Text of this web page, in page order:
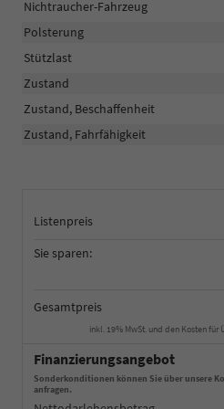
Listenpreis
Sie sparen:
Gesamtpreis
inkl. 19% MwSt. und den Kosten
Finanzierungsangebot
Sonderkonditionen können Sie über unsere
anfragen.
Nichtraucher-Fahrzeug
Polsterung
Stützlast
Zustand
Zustand, Beschaffenheit
Zustand, Fahrfähigkeit